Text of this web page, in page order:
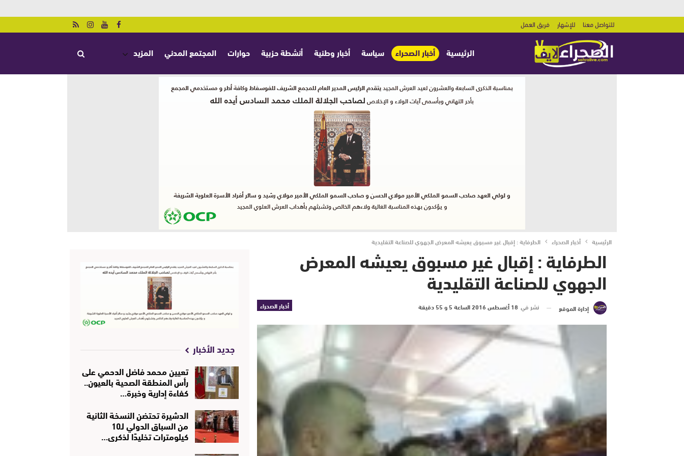
للتواصل معنا للإشهار فريق العمل
الرئيسية أخبار الصحراء سياسة أخبار وطنية أنشطة حزبية حوارات المجتمع المدني المزيد
الرئيسية أخبار الصحراء الطرفاية : إقبال غير مسبوق يعيشه المعرض الجهوي للصناعة التقليدية
الطرفاية : إقبال غير مسبوق يعيشه المعرض
الجهوي للصناعة التقليدية
أخبار الصحراء إدارة الموقع نشر في 18 أغسطس 2016 الساعة 5 و 55 دقيقة
جديد الأخبار
تعيين محمد فاضل الدحمي على
رأس المنطقة الصحية بالعيون..
كفاءة إدارية وخبرة…
الدشيرة تحتضن النسخة الثانية
من السباق الدولي لـ10
كيلومترات تخليدًا لذكرى…